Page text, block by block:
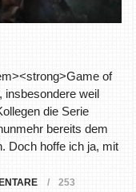
of
insbesondere weil
die Serie
bereits dem
Doch hoffe ich ja, mit
253